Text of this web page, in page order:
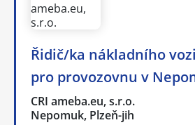
Řidič/ka nákladního
pro provozovnu v
CRI ameba.eu, s.r.o.
Nepomuk, Plzeň-jih